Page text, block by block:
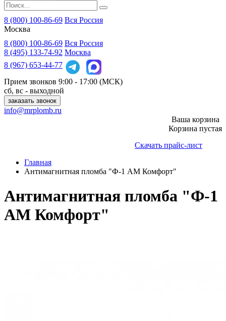
8 (800) 100-86-69 Вся Россия
Москва
8 (800) 100-86-69 Вся Россия
8 (495) 133-74-92 Москва
8 (967) 653-44-77
Прием звонков 9:00 - 17:00 (МСК)
сб, вс - выходной
заказать звонок
info@mrplomb.ru
Ваша корзина
Корзина пустая
Скачать прайс-лист
Главная
Антимагнитная пломба "Ф-1 АМ Комфорт"
Антимагнитная пломба "Ф-1
АМ Комфорт"